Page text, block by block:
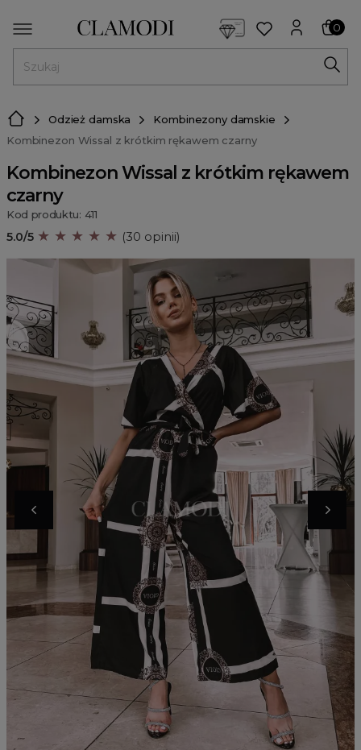
0
Odzież damska
Kombinezony damskie
Kombinezon Wissal z krótkim rękawem czarny
Kombinezon Wissal z krótkim rękawem
czarny
Kod produktu: 411
5.0/5 ★ ★ ★ ★ ★ (30 opinii)